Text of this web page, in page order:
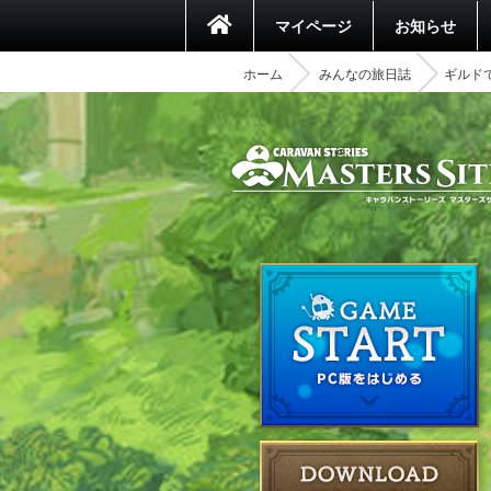
マイページ お知らせ
ホーム みんなの旅日誌 ギルド